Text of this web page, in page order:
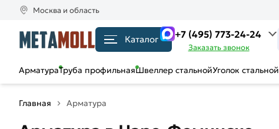
Москва и область
Каталог +7 (495) 773-24-24
Заказать звонок
АрматураТруба профильнаяШвеллер стальнойУголок стальной
Главная Арматура